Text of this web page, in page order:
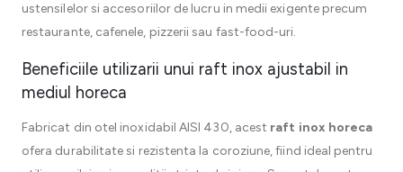
ustensilelor si accesoriilor de lucru in medii exigente precum
restaurante, cafenele, pizzerii sau fast-food-uri.
Beneficiile utilizarii unui raft inox ajustabil in
mediul horeca
Fabricat din otel inoxidabil AISI 430, acest raft inox horeca
ofera durabilitate si rezistenta la coroziune, fiind ideal pentru